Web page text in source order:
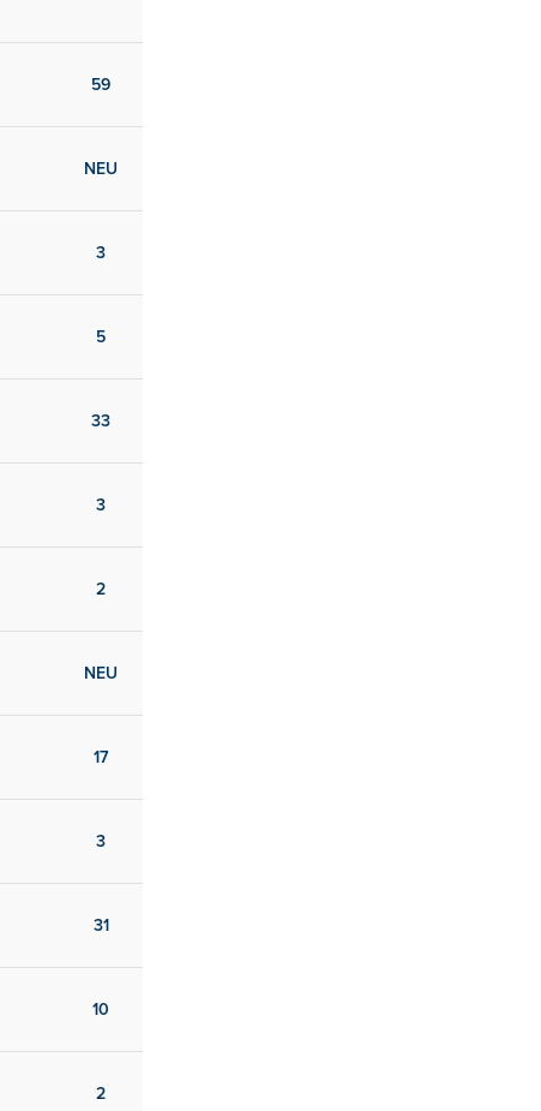
59
NEU
3
5
33
3
2
NEU
17
3
31
10
2